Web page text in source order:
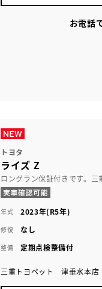
お電話
トヨタ
ライズ Z
ロングラン保証付きです。三
年式 2023年(R5年)
修復 なし
整備 定期点検整備付
三重トヨペット 津垂水本店